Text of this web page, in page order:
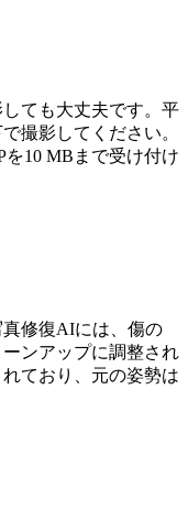
ても大丈夫です。平
撮影してください。
を10 MBまで受け付け
修復AIには、傷の
ンアップに調整され
ており、元の姿勢は